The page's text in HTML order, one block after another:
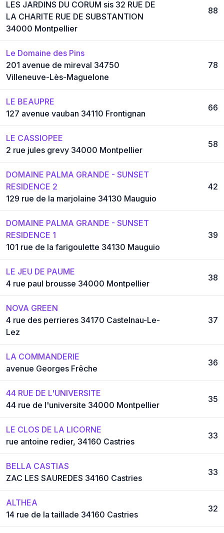
LES JARDINS DU CORUM sis 32 RUE DE
LA CHARITE RUE DE SUBSTANTION
34000 Montpellier
88
Le Domaine des Pins
201 avenue de mireval 34750
Villeneuve-Lès-Maguelone
78
LE BEAUPRE
127 avenue vauban 34110 Frontignan
66
LE CASSIOPEE
2 rue jules grevy 34000 Montpellier
58
DOMAINE PALMA GRANDE - SUNSET
RESIDENCE 2
129 rue de la marjolaine 34130 Mauguio
42
DOMAINE PALMA GRANDE - SUNSET
RESIDENCE 1
101 rue de la farigoulette 34130 Mauguio
39
LE JEU DE PAUME
4 rue paul brousse 34000 Montpellier
38
NOVA GREEN
4 rue des perrieres 34170 Castelnau-Le-
Lez
37
LA COMMANDERIE
avenue Georges Frêche
36
44 RUE DE L'UNIVERSITE
44 rue de l'universite 34000 Montpellier
35
LE CLOS DE LA LICORNE
rue antoine redier, 34160 Castries
33
BELLA CASTIAS
ZAC LES SAUREDES 34160 Castries
33
ALTHEA
14 rue de la taillade 34160 Castries
32